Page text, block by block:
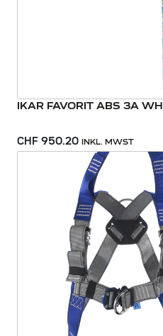
IKAR FAVORIT ABS 3A WH
CHF 950.20 INKL. MWST